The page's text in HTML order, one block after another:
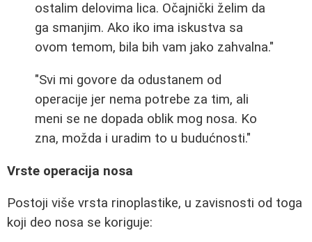
ostalim delovima lica. Očajnički želim da
ga smanjim. Ako iko ima iskustva sa
ovom temom, bila bih vam jako zahvalna."
"Svi mi govore da odustanem od
operacije jer nema potrebe za tim, ali
meni se ne dopada oblik mog nosa. Ko
zna, možda i uradim to u budućnosti."
Vrste operacija nosa
Postoji više vrsta rinoplastike, u zavisnosti od toga
koji deo nosa se koriguje: